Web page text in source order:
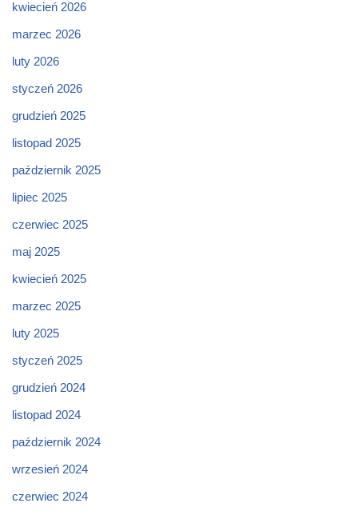
kwiecień 2026
marzec 2026
luty 2026
styczeń 2026
grudzień 2025
listopad 2025
październik 2025
lipiec 2025
czerwiec 2025
maj 2025
kwiecień 2025
marzec 2025
luty 2025
styczeń 2025
grudzień 2024
listopad 2024
październik 2024
wrzesień 2024
czerwiec 2024